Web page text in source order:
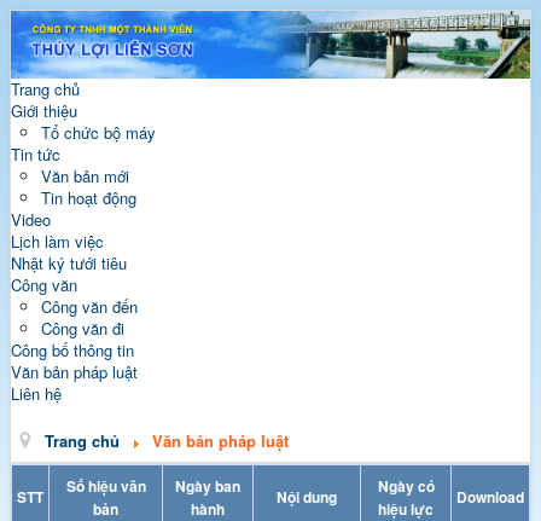
Trang chủ
Giới thiệu
Tổ chức bộ máy
Tin tức
Văn bản mới
Tin hoạt động
Video
Lịch làm việc
Nhật ký tưới tiêu
Công văn
Công văn đến
Công văn đi
Công bố thông tin
Văn bản pháp luật
Liên hệ
Trang chủ Văn bản pháp luật
STT
Số hiệu văn
bản
Ngày ban
hành
Nội dung
Ngày có
hiệu lực
Download